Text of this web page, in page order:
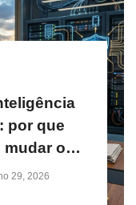
por que
mudar o
anos
29, 2026